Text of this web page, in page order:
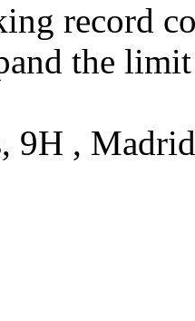
record
the
9H ,